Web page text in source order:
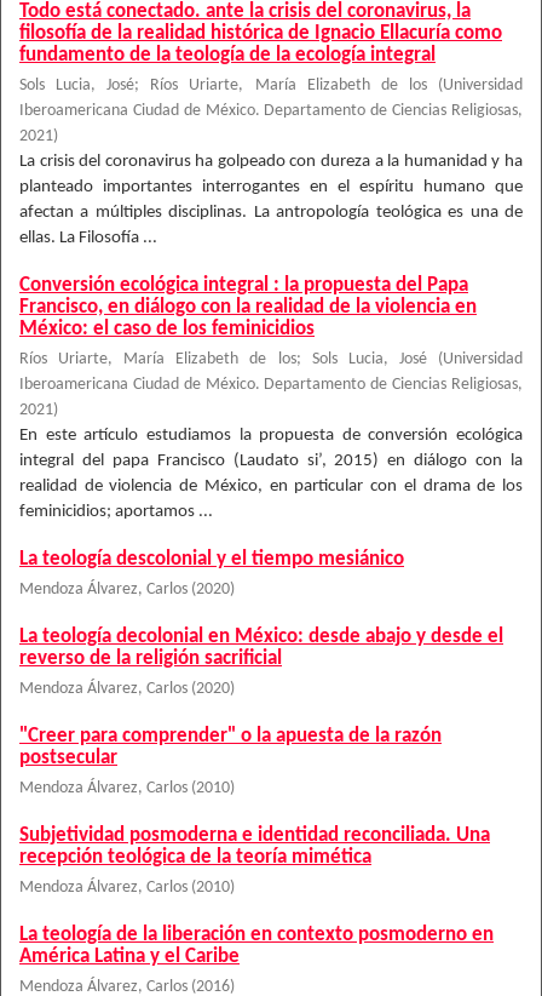
Todo está conectado. ante la crisis del coronavirus, la
filosofía de la realidad histórica de Ignacio Ellacuría como
fundamento de la teología de la ecología integral
Sols Lucia, José; Ríos Uriarte, María Elizabeth de los (Universidad
Iberoamericana Ciudad de México. Departamento de Ciencias Religiosas,
2021)
La crisis del coronavirus ha golpeado con dureza a la humanidad y ha
planteado importantes interrogantes en el espíritu humano que
afectan a múltiples disciplinas. La antropología teológica es una de
ellas. La Filosofía ...
Conversión ecológica integral : la propuesta del Papa
Francisco, en diálogo con la realidad de la violencia en
México: el caso de los feminicidios
Ríos Uriarte, María Elizabeth de los; Sols Lucia, José (Universidad
Iberoamericana Ciudad de México. Departamento de Ciencias Religiosas,
2021)
En este artículo estudiamos la propuesta de conversión ecológica
integral del papa Francisco (Laudato si’, 2015) en diálogo con la
realidad de violencia de México, en particular con el drama de los
feminicidios; aportamos ...
La teología descolonial y el tiempo mesiánico
Mendoza Álvarez, Carlos (2020)
La teología decolonial en México: desde abajo y desde el
reverso de la religión sacrificial
Mendoza Álvarez, Carlos (2020)
"Creer para comprender" o la apuesta de la razón
postsecular
Mendoza Álvarez, Carlos (2010)
Subjetividad posmoderna e identidad reconciliada. Una
recepción teológica de la teoría mimética
Mendoza Álvarez, Carlos (2010)
La teología de la liberación en contexto posmoderno en
América Latina y el Caribe
Mendoza Álvarez, Carlos (2016)